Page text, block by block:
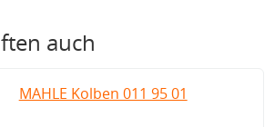
auch
MAHLE Kolben 011 95 01